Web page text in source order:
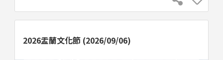
2026盂蘭文化節 (2026/09/06)